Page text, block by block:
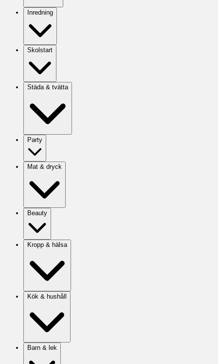
Inredning
Skolstart
Städa & tvätta
Party
Mat & dryck
Beauty
Kropp & hälsa
Kök & hushåll
Barn & lek